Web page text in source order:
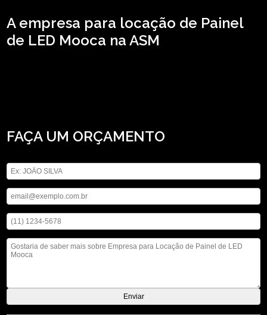
A empresa para locação de Painel
de LED Mooca na ASM
FAÇA UM ORÇAMENTO